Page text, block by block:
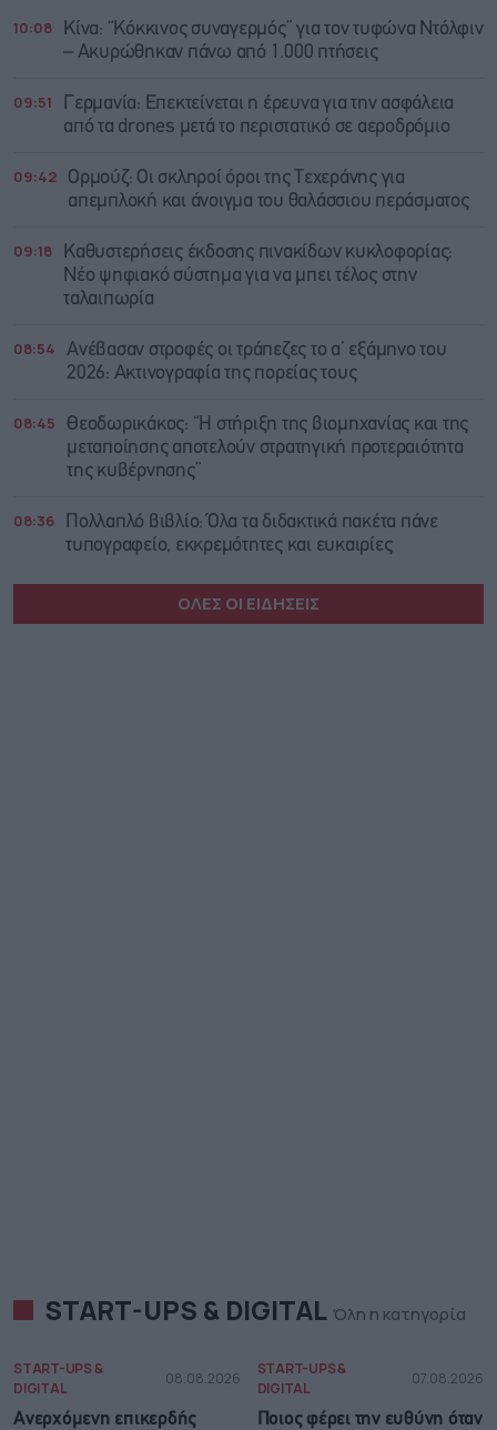
10:08
Κίνα: “Κόκκινος συναγερμός” για τον τυφώνα Ντόλφιν
– Ακυρώθηκαν πάνω από 1.000 πτήσεις
09:51
Γερμανία: Επεκτείνεται η έρευνα για την ασφάλεια
από τα drones μετά το περιστατικό σε αεροδρόμιο
09:42
Ορμούζ: Οι σκληροί όροι της Τεχεράνης για
απεμπλοκή και άνοιγμα του θαλάσσιου περάσματος
09:18
Καθυστερήσεις έκδοσης πινακίδων κυκλοφορίας:
Νέο ψηφιακό σύστημα για να μπει τέλος στην
ταλαιπωρία
08:54
Ανέβασαν στροφές οι τράπεζες το α’ εξάμηνο του
2026: Ακτινογραφία της πορείας τους
08:45
Θεοδωρικάκος: “Η στήριξη της βιομηχανίας και της
μεταποίησης αποτελούν στρατηγική προτεραιότητα
της κυβέρνησης”
08:36
Πολλαπλό βιβλίο: Όλα τα διδακτικά πακέτα πάνε
τυπογραφείο, εκκρεμότητες και ευκαιρίες
ΟΛΕΣ ΟΙ ΕΙΔΗΣΕΙΣ
START-UPS & DIGITAL Όλη η κατηγορία
START-UPS &
DIGITAL
08.08.2026
Ανερχόμενη επικερδής
START-UPS &
DIGITAL
07.08.2026
Ποιος φέρει την ευθύνη όταν